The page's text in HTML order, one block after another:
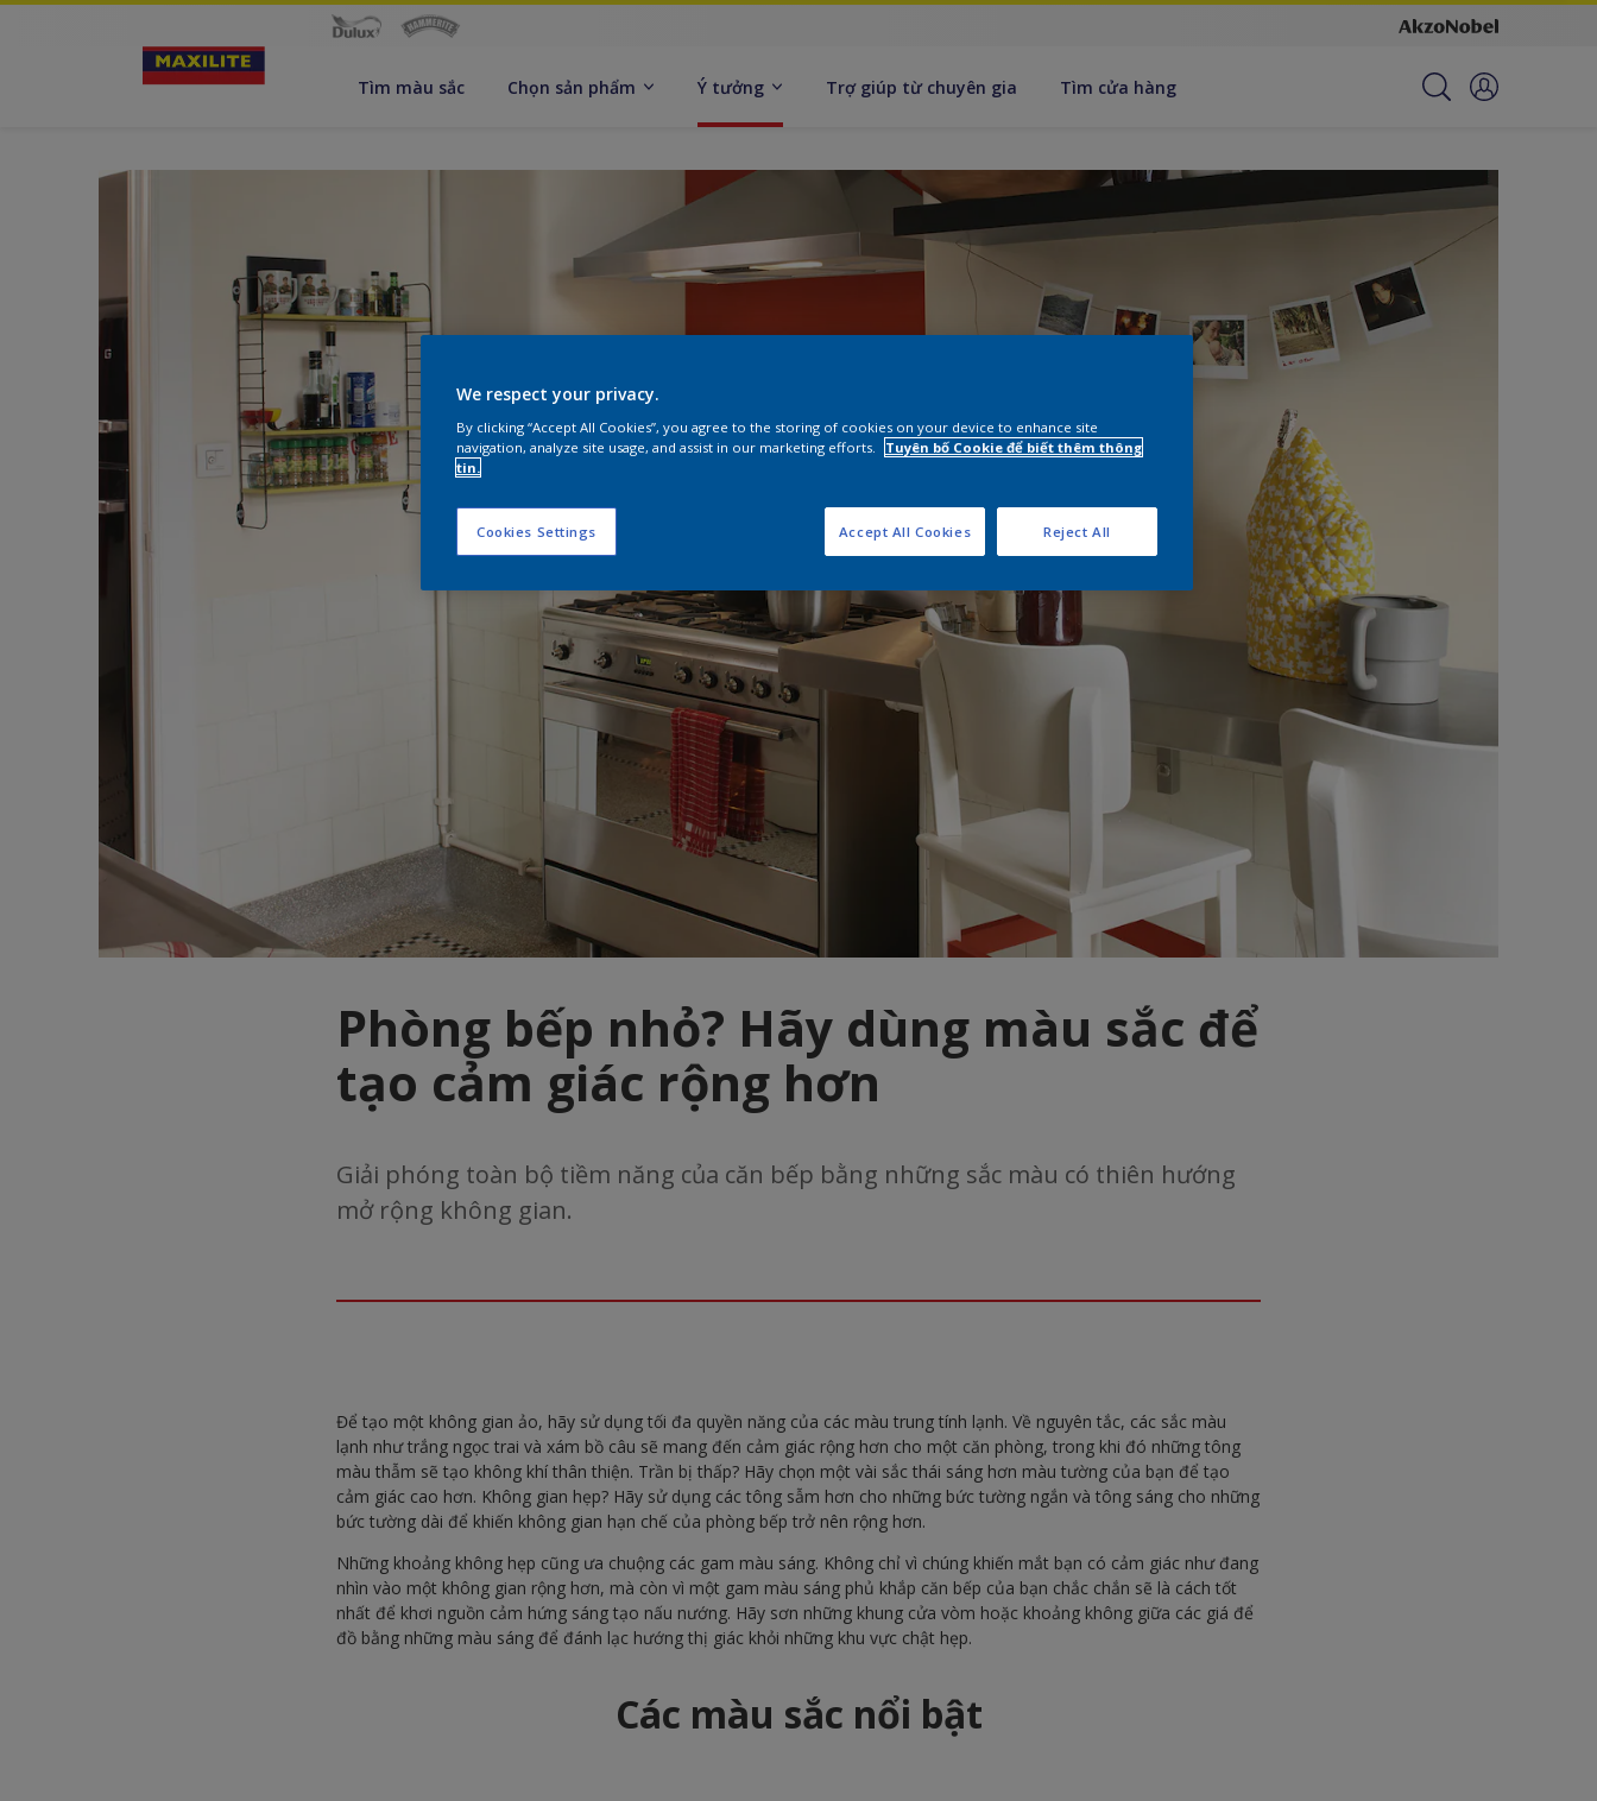
Tìm màu sắc Chọn sản phẩm Ý tưởng Trợ giúp từ chuyên gia Tìm cửa hàng
Phòng bếp nhỏ? Hãy dùng màu sắc để
tạo cảm giác rộng hơn
Giải phóng toàn bộ tiềm năng của căn bếp bằng những sắc màu có thiên hướng
mở rộng không gian.
Để tạo một không gian ảo, hãy sử dụng tối đa quyền năng của các màu trung tính lạnh. Về nguyên tắc, các sắc màu
lạnh như trắng ngọc trai và xám bồ câu sẽ mang đến cảm giác rộng hơn cho một căn phòng, trong khi đó những tông
màu thẫm sẽ tạo không khí thân thiện. Trần bị thấp? Hãy chọn một vài sắc thái sáng hơn màu tường của bạn để tạo
cảm giác cao hơn. Không gian hẹp? Hãy sử dụng các tông sẫm hơn cho những bức tường ngắn và tông sáng cho những
bức tường dài để khiến không gian hạn chế của phòng bếp trở nên rộng hơn.
Những khoảng không hẹp cũng ưa chuộng các gam màu sáng. Không chỉ vì chúng khiến mắt bạn có cảm giác như đang
nhìn vào một không gian rộng hơn, mà còn vì một gam màu sáng phủ khắp căn bếp của bạn chắc chắn sẽ là cách tốt
nhất để khơi nguồn cảm hứng sáng tạo nấu nướng. Hãy sơn những khung cửa vòm hoặc khoảng không giữa các giá để
đồ bằng những màu sáng để đánh lạc hướng thị giác khỏi những khu vực chật hẹp.
Các màu sắc nổi bật
We respect your privacy.
By clicking “Accept All Cookies”, you agree to the storing of cookies on your device to enhance site
navigation, analyze site usage, and assist in our marketing efforts.
Tuyên bố Cookie để biết thêm thông
tin.
Cookies Settings Reject All
Accept All Cookies